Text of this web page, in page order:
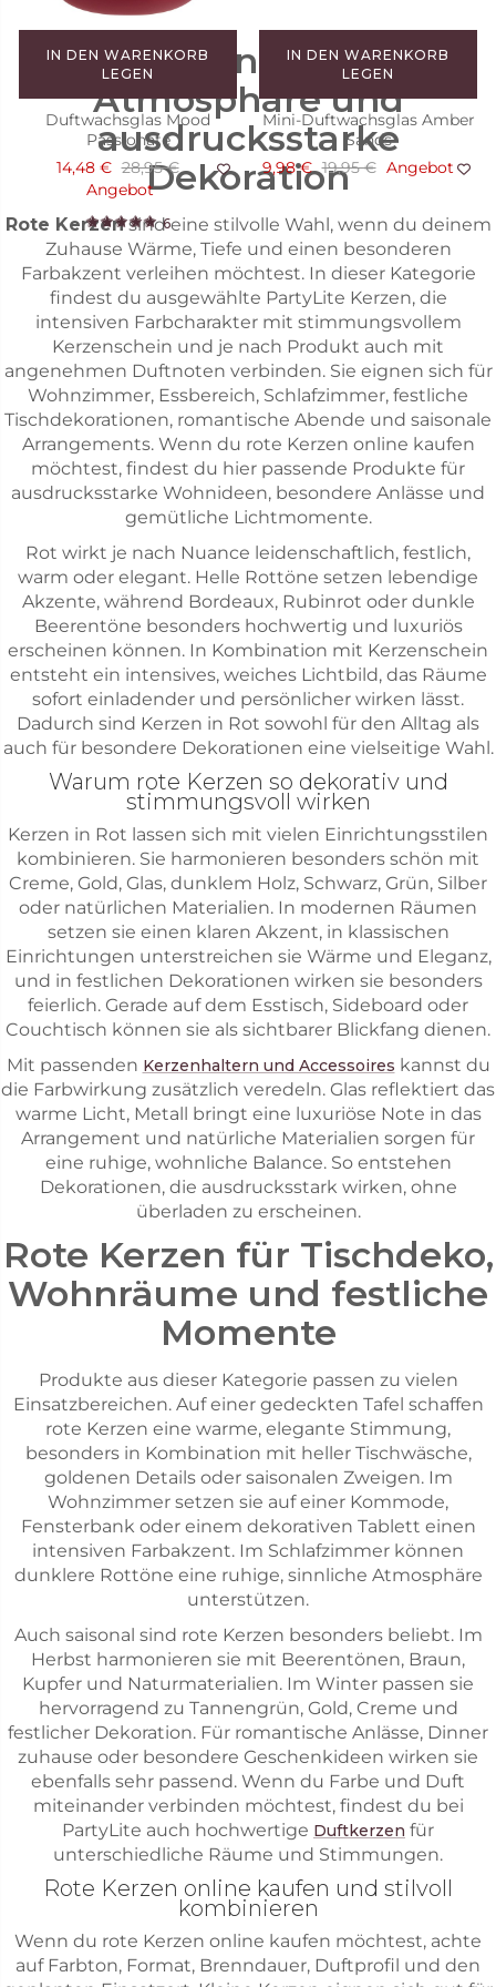
IN DEN WARENKORB
LEGEN
Duftwachsglas Mood
Passionate
14,48 € 28,95 €
Angebot
6
IN DEN WARENKORB
LEGEN
Mini-Duftwachsglas Amber
Sands
9,98 € 19,95 € Angebot
Rote Kerzen für warme
Atmosphäre und
ausdrucksstarke
Dekoration
Rote Kerzensind eine stilvolle Wahl, wenn du deinem
Zuhause Wärme, Tiefe und einen besonderen
Farbakzent verleihen möchtest. In dieser Kategorie
findest du ausgewählte PartyLite Kerzen, die
intensiven Farbcharakter mit stimmungsvollem
Kerzenschein und je nach Produkt auch mit
angenehmen Duftnoten verbinden. Sie eignen sich für
Wohnzimmer, Essbereich, Schlafzimmer, festliche
Tischdekorationen, romantische Abende und saisonale
Arrangements. Wenn du rote Kerzen online kaufen
möchtest, findest du hier passende Produkte für
ausdrucksstarke Wohnideen, besondere Anlässe und
gemütliche Lichtmomente.
Rot wirkt je nach Nuance leidenschaftlich, festlich,
warm oder elegant. Helle Rottöne setzen lebendige
Akzente, während Bordeaux, Rubinrot oder dunkle
Beerentöne besonders hochwertig und luxuriös
erscheinen können. In Kombination mit Kerzenschein
entsteht ein intensives, weiches Lichtbild, das Räume
sofort einladender und persönlicher wirken lässt.
Dadurch sind Kerzen in Rot sowohl für den Alltag als
auch für besondere Dekorationen eine vielseitige Wahl.
Warum rote Kerzen so dekorativ und
stimmungsvoll wirken
Kerzen in Rot lassen sich mit vielen Einrichtungsstilen
kombinieren. Sie harmonieren besonders schön mit
Creme, Gold, Glas, dunklem Holz, Schwarz, Grün, Silber
oder natürlichen Materialien. In modernen Räumen
setzen sie einen klaren Akzent, in klassischen
Einrichtungen unterstreichen sie Wärme und Eleganz,
und in festlichen Dekorationen wirken sie besonders
feierlich. Gerade auf dem Esstisch, Sideboard oder
Couchtisch können sie als sichtbarer Blickfang dienen.
Mit passenden Kerzenhaltern und Accessoires kannst du
die Farbwirkung zusätzlich veredeln. Glas reflektiert das
warme Licht, Metall bringt eine luxuriöse Note in das
Arrangement und natürliche Materialien sorgen für
eine ruhige, wohnliche Balance. So entstehen
Dekorationen, die ausdrucksstark wirken, ohne
überladen zu erscheinen.
Rote Kerzen für Tischdeko,
Wohnräume und festliche
Momente
Produkte aus dieser Kategorie passen zu vielen
Einsatzbereichen. Auf einer gedeckten Tafel schaffen
rote Kerzen eine warme, elegante Stimmung,
besonders in Kombination mit heller Tischwäsche,
goldenen Details oder saisonalen Zweigen. Im
Wohnzimmer setzen sie auf einer Kommode,
Fensterbank oder einem dekorativen Tablett einen
intensiven Farbakzent. Im Schlafzimmer können
dunklere Rottöne eine ruhige, sinnliche Atmosphäre
unterstützen.
Auch saisonal sind rote Kerzen besonders beliebt. Im
Herbst harmonieren sie mit Beerentönen, Braun,
Kupfer und Naturmaterialien. Im Winter passen sie
hervorragend zu Tannengrün, Gold, Creme und
festlicher Dekoration. Für romantische Anlässe, Dinner
zuhause oder besondere Geschenkideen wirken sie
ebenfalls sehr passend. Wenn du Farbe und Duft
miteinander verbinden möchtest, findest du bei
PartyLite auch hochwertige Duftkerzen für
unterschiedliche Räume und Stimmungen.
Rote Kerzen online kaufen und stilvoll
kombinieren
Wenn du rote Kerzen online kaufen möchtest, achte
auf Farbton, Format, Brenndauer, Duftprofil und den